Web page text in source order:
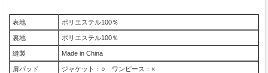
表地 ポリエステル100％
裏地 ポリエステル100％
縫製 Made in China
肩パッド ジャケット：○ ワンピース：×